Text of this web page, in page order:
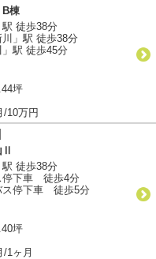
棟
徒歩38分
」駅 徒歩38分
駅 徒歩45分
坪
/10万円
Ⅱ
徒歩38分
停下車 徒歩4分
ス停下車 徒歩5分
坪
/1ヶ月